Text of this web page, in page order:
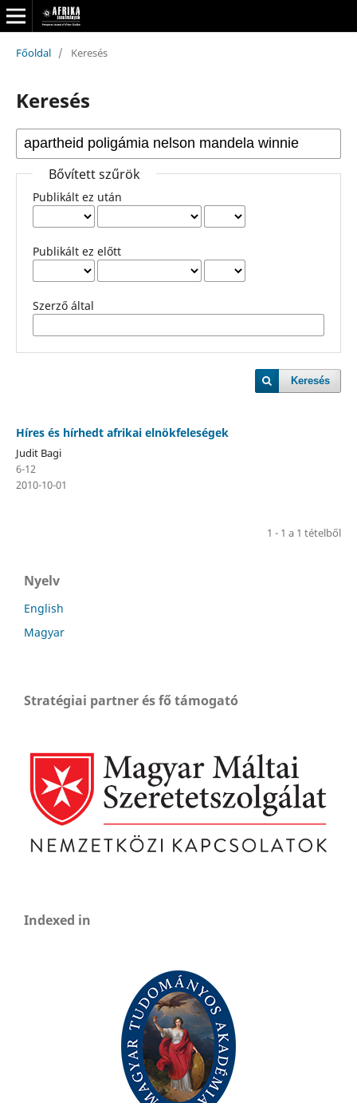
Főoldal / Keresés
Keresés
Bővített szűrök
Publikált ez után
Publikált ez előtt
Szerző által
Keresés
Híres és hírhedt afrikai elnökfeleségek
Judit Bagi
6-12
2010-10-01
1 - 1 a 1 tételből
Nyelv
English
Magyar
Stratégiai partner és fő támogató
Indexed in